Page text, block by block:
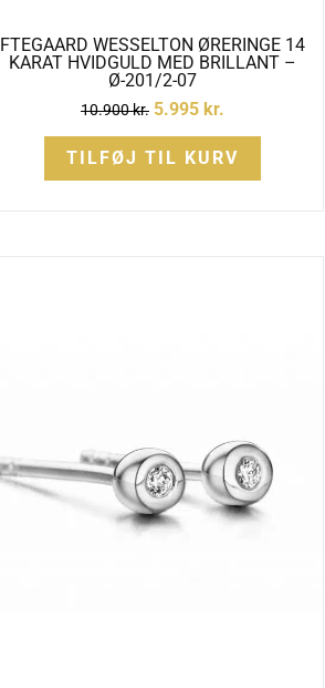
FTEGAARD WESSELTON ØRERINGE 14
KARAT HVIDGULD MED BRILLANT –
Ø-201/2-07
10.900kr. 5.995 kr.
TILFØJ TIL KURV